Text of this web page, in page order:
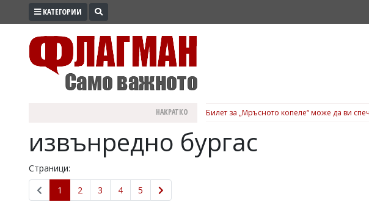
ПРОМО
ЗДРАВЕ
ПОЛИТИКА
ОБЩИНИ
ОБЩЕСТВО
КАТЕГОРИИ
НАКРАТКО Билет за „Мръсното копеле“ може да ви
извънредно бургас
Страници:
1
2 3 4 5